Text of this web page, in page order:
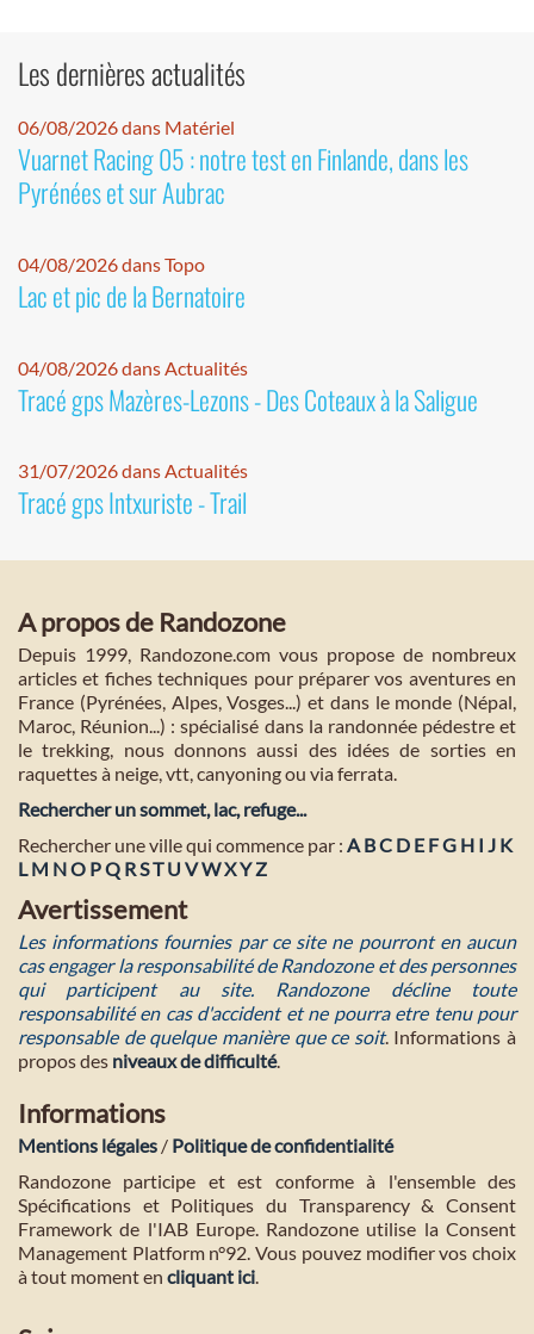
Les dernières actualités
06/08/2026 dans Matériel
Vuarnet Racing 05 : notre test en Finlande, dans les
Pyrénées et sur Aubrac
04/08/2026 dans Topo
Lac et pic de la Bernatoire
04/08/2026 dans Actualités
Tracé gps Mazères-Lezons - Des Coteaux à la Saligue
31/07/2026 dans Actualités
Tracé gps Intxuriste - Trail
A propos de Randozone
Depuis 1999, Randozone.com vous propose de nombreux
articles et fiches techniques pour préparer vos aventures en
France (Pyrénées, Alpes, Vosges...) et dans le monde (Népal,
Maroc, Réunion...) : spécialisé dans la randonnée pédestre et
le trekking, nous donnons aussi des idées de sorties en
raquettes à neige, vtt, canyoning ou via ferrata.
Rechercher un sommet, lac, refuge...
Rechercher une ville qui commence par : A BC D E FG H I J K
L M NO PQ RST U VWXYZ
Avertissement
Les informations fournies par ce site ne pourront en aucun
cas engager la responsabilité de Randozone et des personnes
qui participent au site. Randozone décline toute
responsabilité en cas d'accident et ne pourra etre tenu pour
responsable de quelque manière que ce soit. Informations à
propos des niveaux de difficulté.
Informations
Mentions légales / Politique de confidentialité
Randozone participe et est conforme à l'ensemble des
Spécifications et Politiques du Transparency & Consent
Framework de l'IAB Europe. Randozone utilise la Consent
Management Platform n°92. Vous pouvez modifier vos choix
à tout moment en cliquant ici.